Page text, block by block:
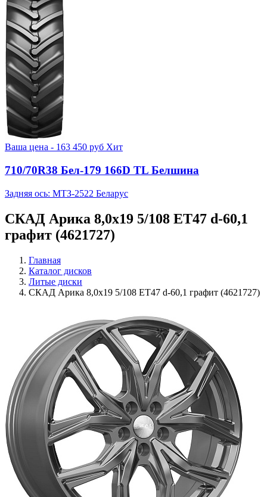
Ваша цена - 163 450 руб Хит
710/70R38 Бел-179 166D TL Белшина
Задняя ось: МТЗ-2522 Беларус
СКАД Арика 8,0x19 5/108 ET47 d-60,1
графит (4621727)
Главная
Каталог дисков
Литые диски
СКАД Арика 8,0x19 5/108 ET47 d-60,1 графит (4621727)